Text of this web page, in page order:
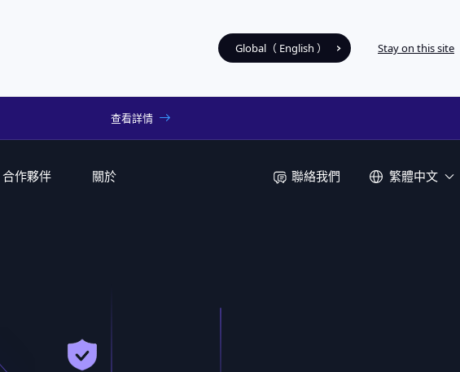
Global（ English ） Stay on this site
查看詳情
合作夥伴 關於 聯絡我們 繁體中文